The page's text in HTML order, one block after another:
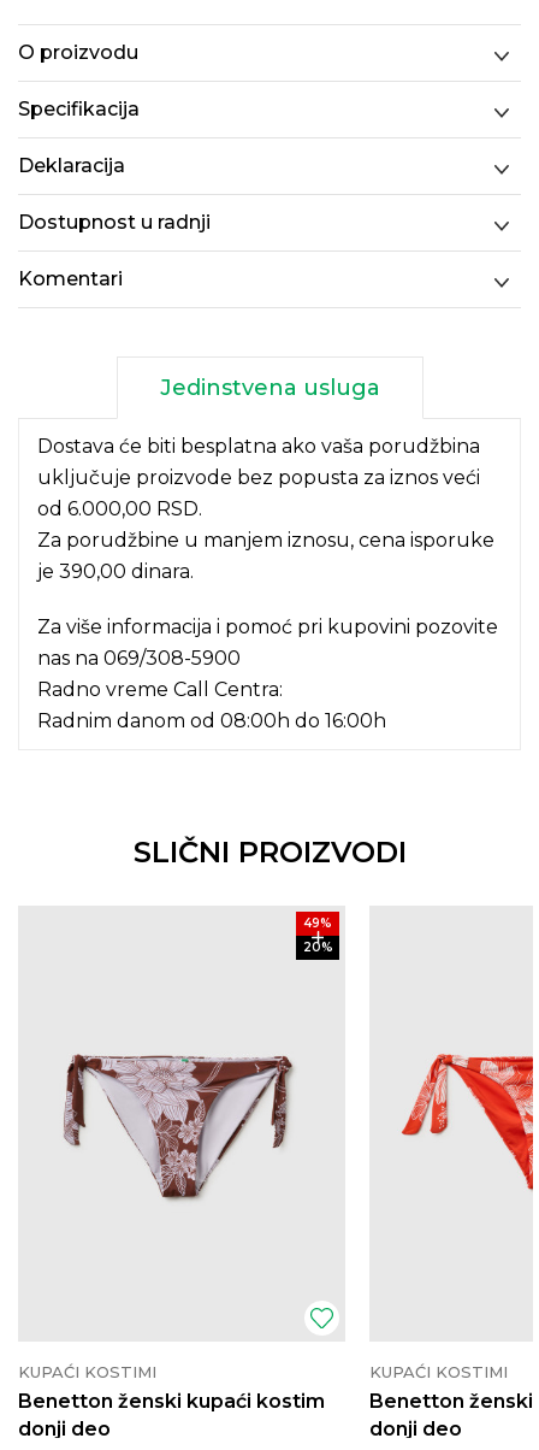
O proizvodu
Specifikacija
Deklaracija
Dostupnost u radnji
Komentari
Jedinstvena usluga
Dostava će biti besplatna ako vaša porudžbina
uključuje proizvode bez popusta za iznos veći
od 6.000,00 RSD.
Za porudžbine u manjem iznosu, cena isporuke
je 390,00 dinara.
Za više informacija i pomoć pri kupovini pozovite
nas na 069/308-5900
Radno vreme Call Centra:
Radnim danom od 08:00h do 16:00h
SLIČNI PROIZVODI
49%
20%
KUPAĆI KOSTIMI
Benetton ženski kupaći kostim
donji deo
KUPAĆI KOSTIMI
Benetton
donji deo